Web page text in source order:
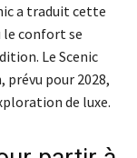
a traduit cette
le confort se
Le Scenic
prévu pour 2028,
de luxe.